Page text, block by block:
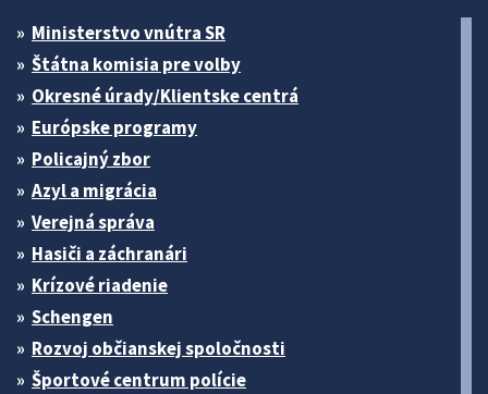
Ministerstvo vnútra SR
Štátna komisia pre volby
Okresné úrady/Klientske centrá
Európske programy
Policajný zbor
Azyl a migrácia
Verejná správa
Hasiči a záchranári
Krízové riadenie
Schengen
Rozvoj občianskej spoločnosti
Športové centrum polície